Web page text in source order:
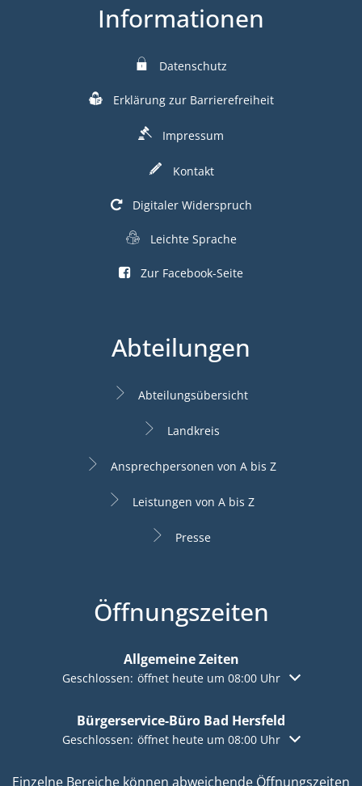
Informationen
Datenschutz
Erklärung zur Barrierefreiheit
Impressum
Kontakt
Digitaler Widerspruch
Leichte Sprache
Zur Facebook-Seite
Abteilungen
Abteilungsübersicht
Landkreis
Ansprechpersonen von A bis Z
Leistungen von A bis Z
Presse
Öffnungszeiten
Allgemeine Zeiten
Klicken, um weitere Öffnungs- oder Schließzeiten
Geschlossen: öffnet heute um 08:00 Uhr
Bürgerservice-Büro Bad Hersfeld
Klicken, um weitere Öffnungs- oder Schließzeiten
Geschlossen: öffnet heute um 08:00 Uhr
Einzelne Bereiche können abweichende Öffnungszeiten